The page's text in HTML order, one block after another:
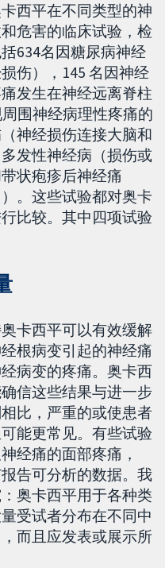
西平在不同类型的神
危害的临床试验，检
634名因糖尿病神经
伤），145 名因神经
发生在神经远离脊柱
围神经病理性疼痛的
神经损伤连接大脑和
发性神经病（损伤或
状疱疹后神经痛
。这些试验都对奥卡
比较。其中四项试验
卡西平可以有效缓解
根病变引起的神经痛
病变的疼痛。奥卡西
信这些结果与进一步
比，严重的或使患者
能更常见。有些试验
经痛的面部疼痛，
告可分析的数据。我
奥卡西平用于各种类
受试者分布在不同中
而且应发表或展示所